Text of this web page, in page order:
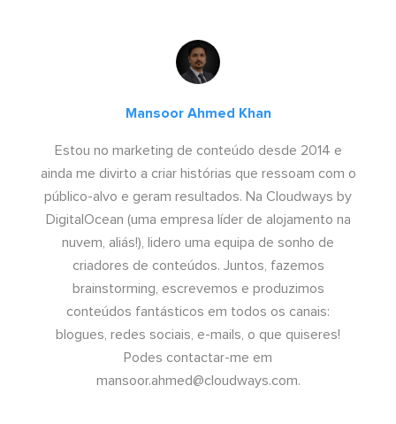
Mansoor Ahmed Khan
Estou no marketing de conteúdo desde 2014 e
ainda me divirto a criar histórias que ressoam com o
público-alvo e geram resultados. Na Cloudways by
DigitalOcean (uma empresa líder de alojamento na
nuvem, aliás!), lidero uma equipa de sonho de
criadores de conteúdos. Juntos, fazemos
brainstorming, escrevemos e produzimos
conteúdos fantásticos em todos os canais:
blogues, redes sociais, e-mails, o que quiseres!
Podes contactar-me em
mansoor.ahmed@cloudways.com.